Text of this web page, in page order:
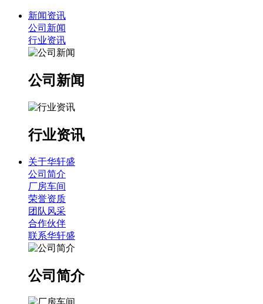
新闻资讯
公司新闻
行业资讯
公司新闻
行业资讯
关于华轩盛
公司简介
厂房车间
荣誉资质
团队风采
合作伙伴
联系华轩盛
公司简介